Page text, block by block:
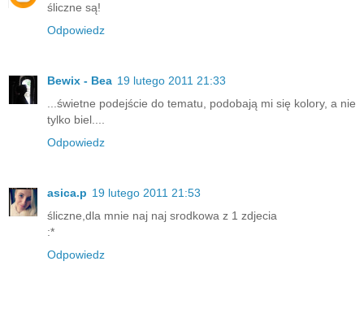
śliczne są!
Odpowiedz
Bewix - Bea 19 lutego 2011 21:33
...świetne podejście do tematu, podobają mi się kolory, a nie
tylko biel....
Odpowiedz
asica.p 19 lutego 2011 21:53
śliczne,dla mnie naj naj srodkowa z 1 zdjecia
:*
Odpowiedz